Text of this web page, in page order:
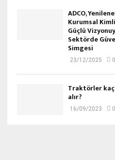
ADCO,
Kurumsal
Güçlü
Sektörde
Simgesi
23/12/2025 0
Traktörler
alır?
16/09/2023 0